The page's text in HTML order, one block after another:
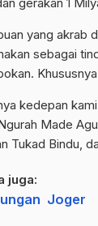
yang akrab
sebagai
kedepan
Made
Tukad Bindu,
juga:
Joger